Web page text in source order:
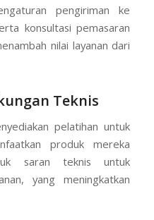
pengiriman ke
konsultasi pemasaran
nilai layanan dari
Teknis
pelatihan untuk
produk mereka
saran teknis untuk
yang meningkatkan